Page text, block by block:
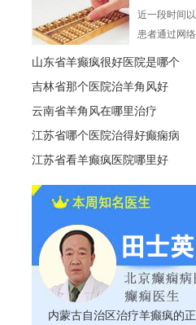
羊角风的
近一段时间
患者通过网
山东省羊癫疯很好医院是哪个
吉林省那个医院治羊角风好
云南省羊角风在哪里治疗
江苏省哪个医院治得好癫痫病
江苏省看羊癫疯医院哪里好
内蒙古自治区治疗羊癫疯的